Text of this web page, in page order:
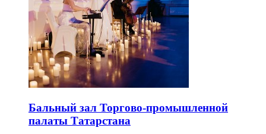
Бальный зал Торгово-промышленной
палаты Татарстана